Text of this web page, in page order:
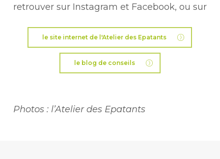
retrouver sur Instagram et Facebook, ou sur
le site internet de l'Atelier des Epatants
le blog de conseils
Photos : l’Atelier des Epatants